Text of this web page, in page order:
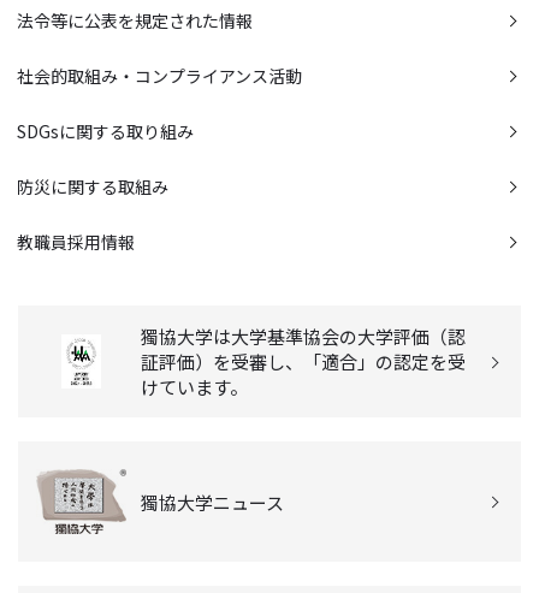
法令等に公表を規定された情報
社会的取組み・コンプライアンス活動
SDGsに関する取り組み
防災に関する取組み
教職員採用情報
獨協大学は大学基準協会の大学評価（認
証評価）を受審し、「適合」の認定を受
けています。
獨協大学ニュース